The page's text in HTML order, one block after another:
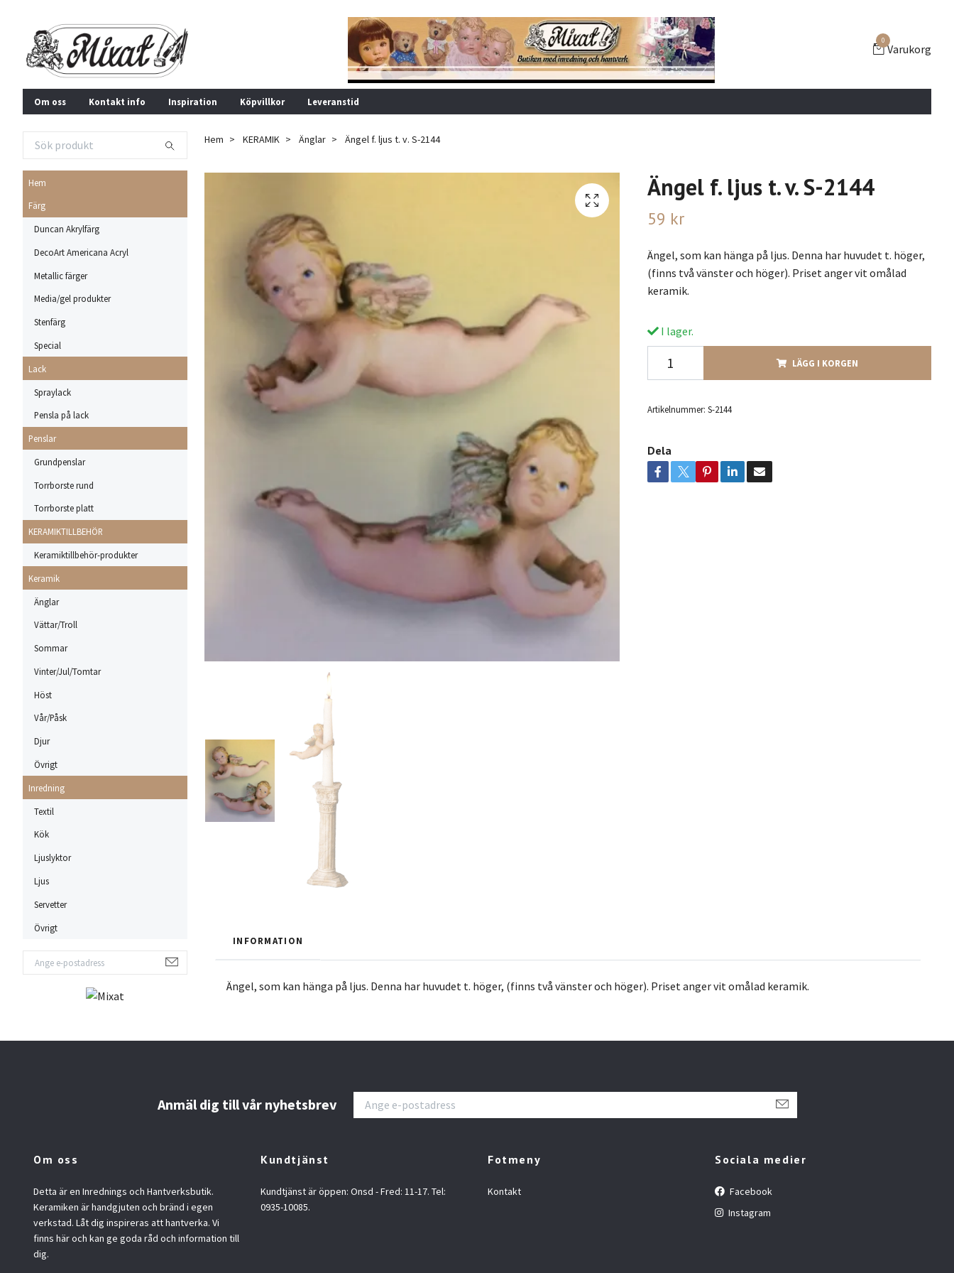
0
Varukorg
Om oss Kontakt info Inspiration Köpvillkor Leveranstid
Hem
Färg
Duncan Akrylfärg
DecoArt Americana Acryl
Metallic färger
Media/gel produkter
Stenfärg
Special
Lack
Spraylack
Pensla på lack
Penslar
Grundpenslar
Torrborste rund
Torrborste platt
KERAMIKTILLBEHÖR
Keramiktillbehör-produkter
Keramik
Änglar
Vättar/Troll
Sommar
Vinter/Jul/Tomtar
Höst
Vår/Påsk
Djur
Övrigt
Inredning
Textil
Kök
Ljuslyktor
Ljus
Servetter
Övrigt
Hem KERAMIK Änglar Ängel f. ljus t. v. S-2144
Ängel f. ljus t. v. S-2144
59 kr
Ängel, som kan hänga på ljus. Denna har huvudet t. höger,
(finns två vänster och höger). Priset anger vit omålad
keramik.
I lager.
LÄGG I KORGEN
Artikelnummer: S-2144
Dela
INFORMATION
Ängel, som kan hänga på ljus. Denna har huvudet t. höger, (finns två vänster och höger). Priset anger vit omålad keramik.
Anmäl dig till vår nyhetsbrev
Om oss
Detta är en Inrednings och Hantverksbutik.
Keramiken är handgjuten och bränd i egen
verkstad. Låt dig inspireras att hantverka. Vi
finns här och kan ge goda råd och information till
dig.
Kundtjänst
Kundtjänst är öppen: Onsd - Fred: 11-17. Tel:
0935-10085.
Fotmeny
Kontakt
Sociala medier
Facebook
Instagram